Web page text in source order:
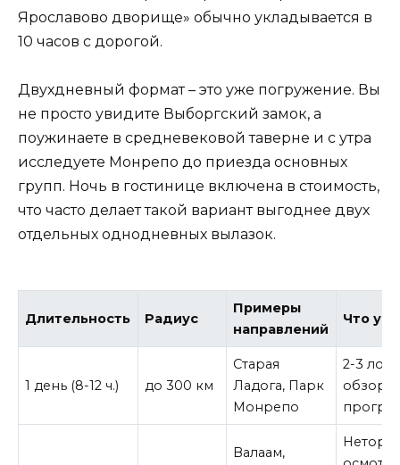
Ярославово дворище» обычно укладывается в
10 часов с дорогой.
Двухдневный формат – это уже погружение. Вы
не просто увидите Выборгский замок, а
поужинаете в средневековой таверне и с утра
исследуете Монрепо до приезда основных
групп. Ночь в гостинице включена в стоимость,
что часто делает такой вариант выгоднее двух
отдельных однодневных вылазок.
Длительность Радиус
Примеры
направлений
Что
1 день (8-12 ч.) до 300 км
Старая
Ладога, Парк
Монрепо
2-3
Валаам,